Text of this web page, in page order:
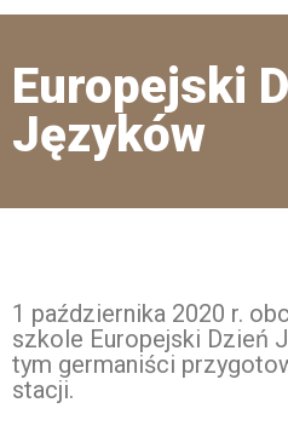
Europejski
Języków
1 października 2020 r.
szkole Europejski Dzień
tym germaniści
stacji.